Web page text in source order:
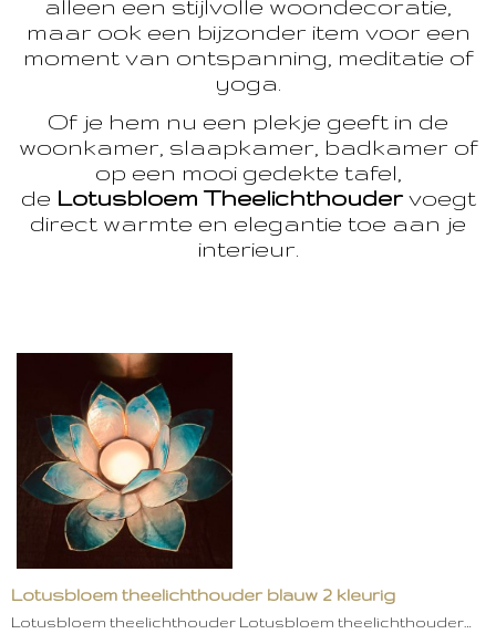
alleen een stijlvolle woondecoratie,
maar ook een bijzonder item voor een
moment van ontspanning, meditatie of
yoga.
Of je hem nu een plekje geeft in de
woonkamer, slaapkamer, badkamer of
op een mooi gedekte tafel,
de Lotusbloem Theelichthoudervoegt
direct warmte en elegantie toe aan je
interieur.
Lotusbloem theelichthouder blauw 2 kleurig
Lotusbloem theelichthouder Lotusbloem theelichthouder…